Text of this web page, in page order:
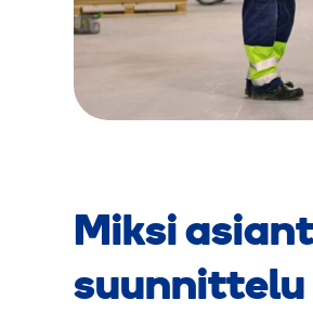
Miksi
suunnittelu